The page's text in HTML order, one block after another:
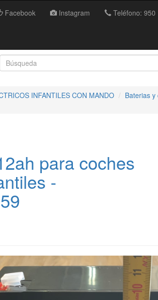
Facebook Instagram Teléfono: 950
INFANTILES CON MANDO
Baterias
para coches
-